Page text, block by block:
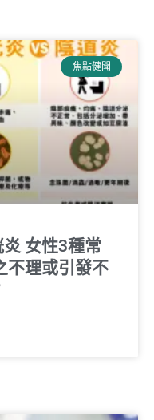
焦點健聞
女性3種常
不理或引發不